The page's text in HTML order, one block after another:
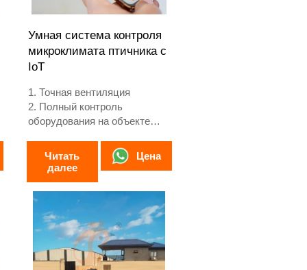
Умная система контроля
микроклимата птичника с
IoT
1. Точная вентиляция
2. Полный контроль
оборудования на объекте
и оповещения
4. Аппаратное обеспечение
5. Контактный номер
WhatsApp: +8618830120193
Читать
далее
Цена